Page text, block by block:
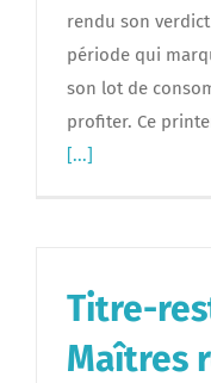
rendu son
période qui
son lot de
profiter. Ce
[...]
Titre-
Maîtres